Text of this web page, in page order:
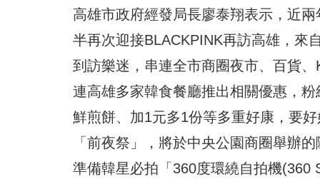
高雄市政府經發局長廖泰翔表示，近
半再次迎接BLACKPINK再訪高雄，來
到訪樂迷，串連全市商圈夜市、百貨
連高雄多家韓食餐廳推出相關優惠，
鮮煎餅、加1元多1份等多重好康，要
「前夜祭」，將於中央公園商圈舉辦
準備韓星必拍「360度環繞自拍機(360